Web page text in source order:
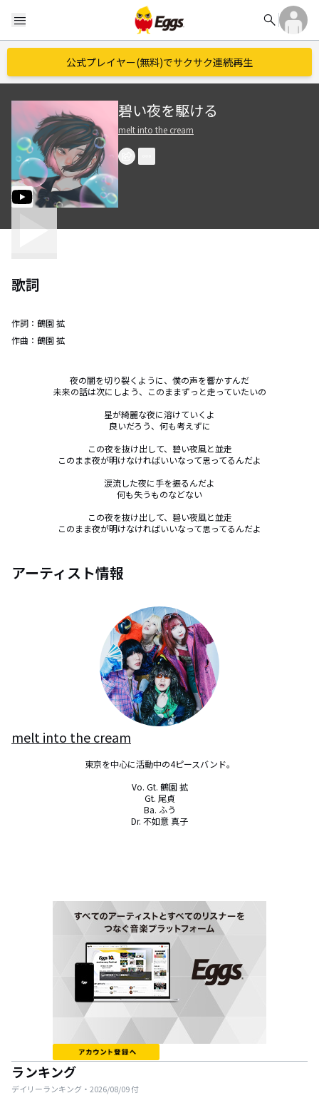
menu search
公式プレイヤー(無料)でサクサク連続再生
碧い夜を駆ける
melt into the cream
歌詞
作詞： 鶴園 拡
作曲： 鶴園 拡
夜の闇を切り裂くように、僕の声を響かすんだ
未来の話は次にしよう、このままずっと走っていたいの
星が綺麗な夜に溶けていくよ
良いだろう、何も考えずに
この夜を抜け出して、碧い夜風と並走
このまま夜が明けなければいいなって思ってるんだよ
涙流した夜に手を振るんだよ
何も失うものなどない
この夜を抜け出して、碧い夜風と並走
このまま夜が明けなければいいなって思ってるんだよ
アーティスト情報
melt into the cream
東京を中心に活動中の4ピースバンド。
Vo. Gt. 鶴園 拡
Gt. 尾貞
Ba. ふう
Dr. 不如意 真子
ランキング
デイリーランキング・ 2026/08/09付